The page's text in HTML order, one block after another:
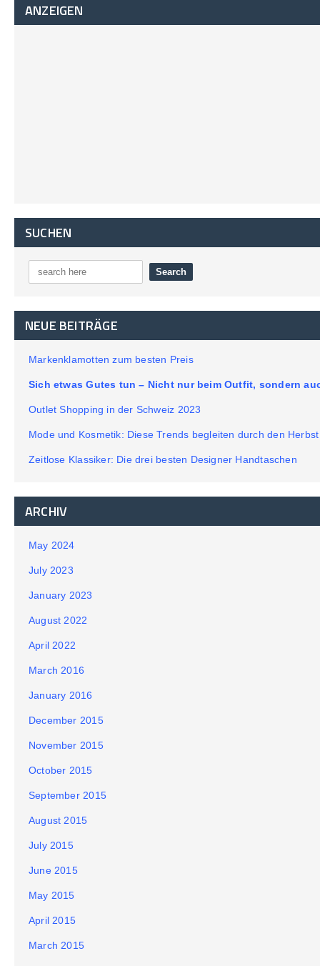
ANZEIGEN
SUCHEN
NEUE BEITRÄGE
Markenklamotten zum besten Preis
Sich etwas Gutes tun – Nicht nur beim Outfit, sondern
Outlet Shopping in der Schweiz 2023
Mode und Kosmetik: Diese Trends begleiten durch den Herbst
Zeitlose Klassiker: Die drei besten Designer Handtaschen
ARCHIV
May 2024
July 2023
January 2023
August 2022
April 2022
March 2016
January 2016
December 2015
November 2015
October 2015
September 2015
August 2015
July 2015
June 2015
May 2015
April 2015
March 2015